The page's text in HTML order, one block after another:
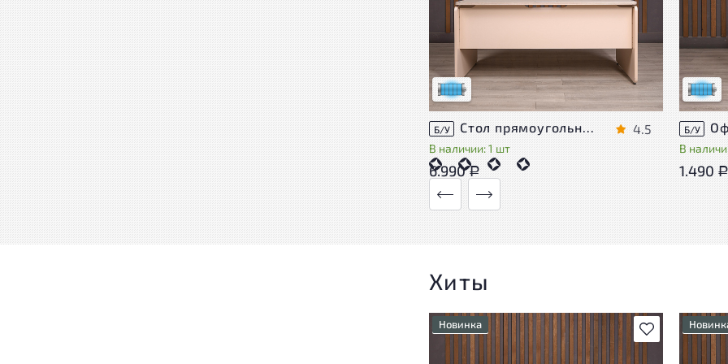
Состояние товара приближено к новому,
могут присутствовать незначительные
следы эксплуатации
Низкая степень износа
Б/У Стол прямоугольный Accord ДСП Дуб Россия
В наличии: 1 шт
4.5
6.990Р
могут
следы
Низкая
Б/У
В
1.490 Р
Хиты
В избранное
Новинка